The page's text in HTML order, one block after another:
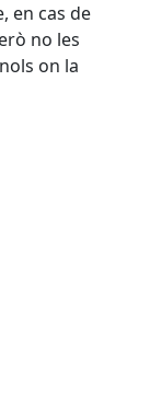
en cas de
no les
on la